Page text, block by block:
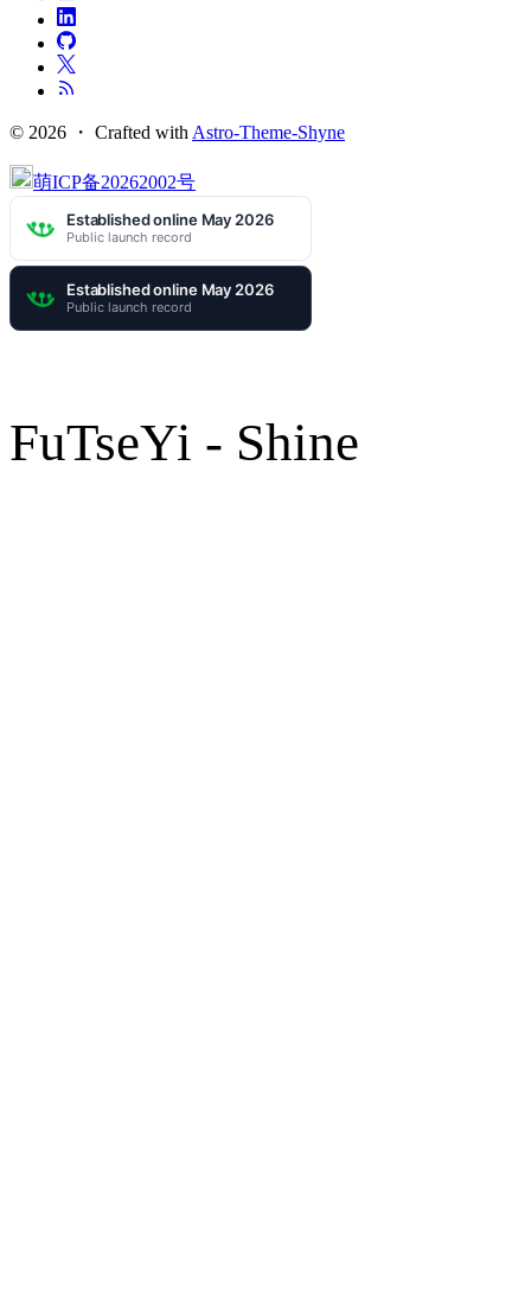
© 2026 ・ Crafted with Astro-Theme-Shyne
萌ICP备20262002号
FuTseYi - Shine